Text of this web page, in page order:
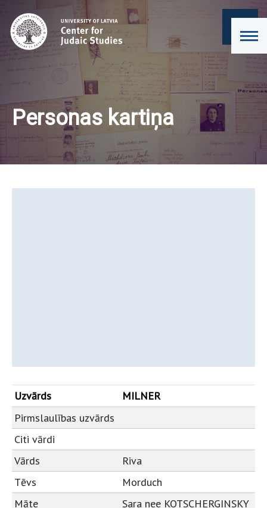
Personas kartiņa
Uzvārds
MILNER
Pirmslaulības uzvārds
Citi vārdi
Vārds
Riva
Tēvs
Morduch
Māte
Sara nee KOTSCHERGINSKY